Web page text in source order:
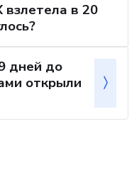
взлетела в 20
дней до
открыли